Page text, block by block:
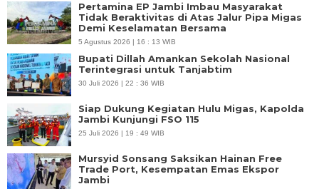
Pertamina EP Jambi Imbau Masyarakat
Tidak Beraktivitas di Atas Jalur Pipa Migas
Demi Keselamatan Bersama
5 Agustus 2026 | 16 : 13 WIB
Bupati Dillah Amankan Sekolah Nasional
Terintegrasi untuk Tanjabtim
30 Juli 2026 | 22 : 36 WIB
Siap Dukung Kegiatan Hulu Migas, Kapolda
Jambi Kunjungi FSO 115
25 Juli 2026 | 19 : 49 WIB
Mursyid Sonsang Saksikan Hainan Free
Trade Port, Kesempatan Emas Ekspor
Jambi